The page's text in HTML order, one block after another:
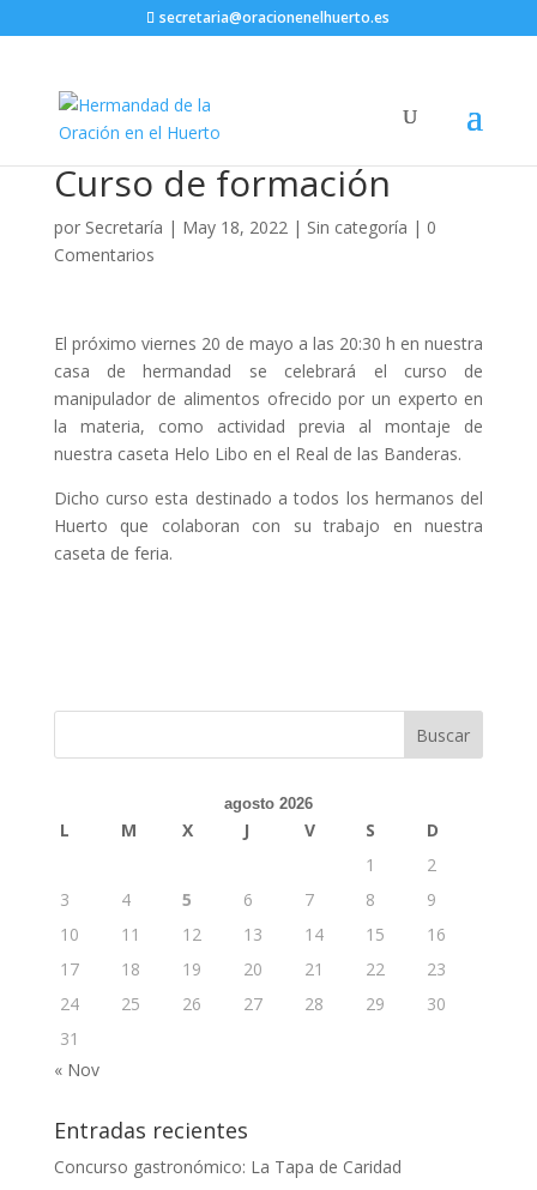
secretaria@oracionenelhuerto.es
Curso de formación
por Secretaría | May 18, 2022| Sin categoría | 0
Comentarios
El próximo viernes 20 de mayo a las 20:30 h en nuestra
casa de hermandad se celebrará el curso de
manipulador de alimentos ofrecido por un experto en
la materia, como actividad previa al montaje de
nuestra caseta Helo Libo en el Real de las Banderas.
Dicho curso esta destinado a todos los hermanos del
Huerto que colaboran con su trabajo en nuestra
caseta de feria.
agosto 2026
L M X J V S
D
1
2
3
4 5 6 7 8
9
10
11 12 13 14 15
16
17
18 19 20 21 22
23
24
25 26 27 28 29
30
31
« Nov
Entradas recientes
Concurso gastronómico: La Tapa de Caridad